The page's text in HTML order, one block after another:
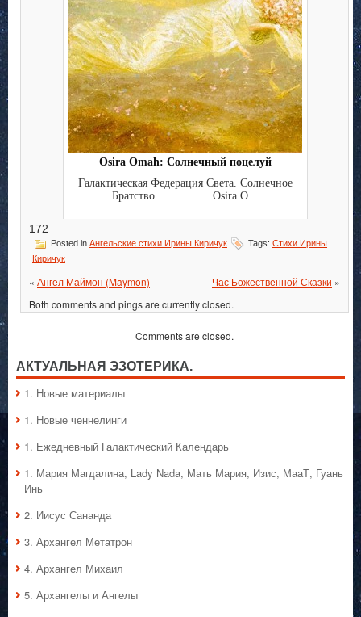
Osira Omah: Солнечный поцелуй
Галактическая Федерация Света. Солнечное
Братство. Osira O...
172
Posted in Ангельские стихи Ирины Киричук Tags: Стихи Ирины
Киричук
« Ангел Маймон (Maymon) Час Божественной Сказки »
Both comments and pings are currently closed.
Comments are closed.
АКТУАЛЬНАЯ ЭЗОТЕРИКА.
1. Hовые материалы
1. Hовые ченнелинги
1. Ежедневный Галактический Календарь
1. Мария Магдалина, Lady Nada, Мать Мария, Изис, МааТ, Гуань
Инь
2. Иисус Сананда
3. Архангел Метатрон
4. Архангел Михаил
5. Архангелы и Ангелы